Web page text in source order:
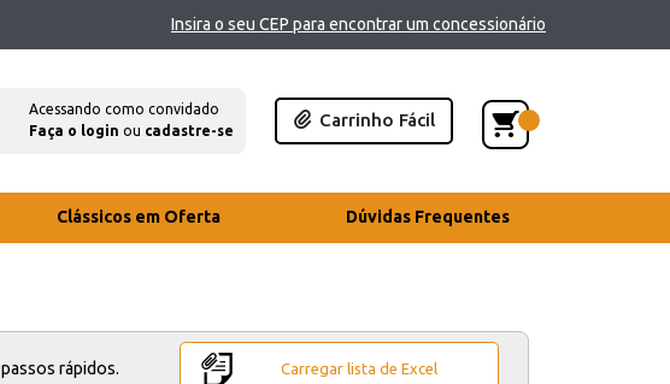
Insira o seu CEP para encontrar um concessionário
Acessando como convidado
Faça o login ou cadastre-se
Carrinho Fácil
Clássicos em Oferta Dúvidas Frequentes
rápidos. Carregar lista de Excel